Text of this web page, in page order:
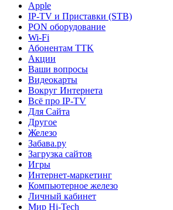
Apple
IP-TV и Приставки (STB)
PON оборудование
Wi-Fi
Абонентам TTK
Акции
Ваши вопросы
Видеокарты
Вокруг Интернета
Всё про IP-TV
Для Сайта
Другое
Железо
Забава.ру
Загрузка сайтов
Игры
Интернет-маркетинг
Компьютерное железо
Личный кабинет
Мир Hi-Tech